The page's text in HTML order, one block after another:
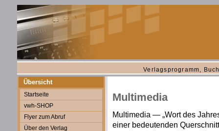
Verlagsprogramm,
Übersicht
Startseite
vwh-SHOP
Flyer zum Abruf
Über den Verlag
Multimedia
Multimedia — „Wort des
einer bedeutenden